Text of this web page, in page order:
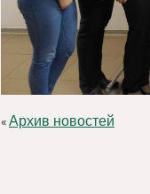
«Архив новостей